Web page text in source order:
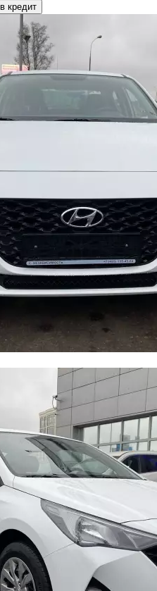
Купить в кредит